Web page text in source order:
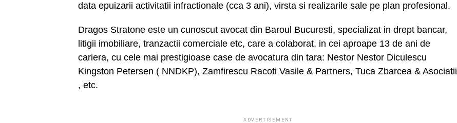
data epuizarii activitatii infractionale (cca 3 ani), virsta si realizarile sale pe plan profesional.
Dragos Stratone este un cunoscut avocat din Baroul Bucuresti, specializat in drept bancar,
litigii imobiliare, tranzactii comerciale etc, care a colaborat, in cei aproape 13 de ani de
cariera, cu cele mai prestigioase case de avocatura din tara: Nestor Nestor Diculescu
Kingston Petersen ( NNDKP), Zamfirescu Racoti Vasile & Partners, Tuca Zbarcea & Asociatii
, etc.
ADVERTISEMENT